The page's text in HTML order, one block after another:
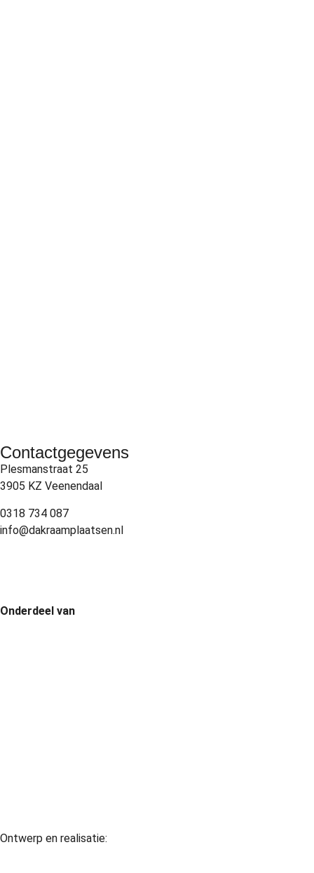
Contactgegevens
Plesmanstraat 25
3905 KZ Veenendaal
0318 734 087
info@dakraamplaatsen.nl
Onderdeel van
Ontwerp en realisatie: